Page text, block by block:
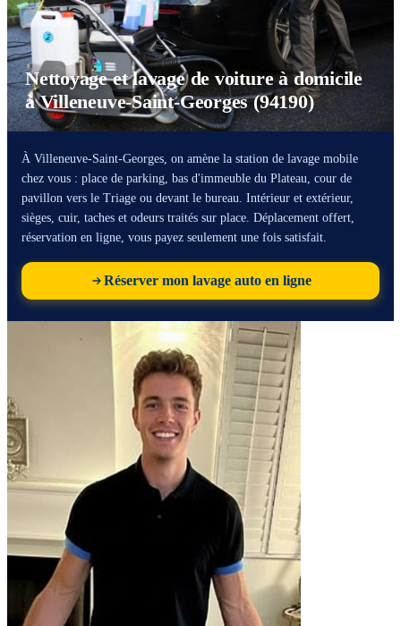
Nettoyage et lavage de voiture à domicile
à Villeneuve-Saint-Georges (94190)
À Villeneuve-Saint-Georges, on amène la station de lavage mobile
chez vous : place de parking, bas d'immeuble du Plateau, cour de
pavillon vers le Triage ou devant le bureau. Intérieur et extérieur,
sièges, cuir, taches et odeurs traités sur place. Déplacement offert,
réservation en ligne, vous payez seulement une fois satisfait.
Réserver mon lavage auto en ligne